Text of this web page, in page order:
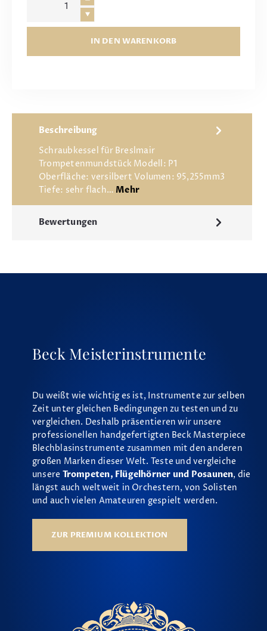
IN DEN WARENKORB
Beschreibung
Schraubkessel für Breslmair
Trompetenmundstück Modell: P1
Oberfläche: versilbert Volumen: 95,255mm3
Tiefe: sehr flach… Mehr
Bewertungen
Beck Meisterinstrumente
Du weißt wie wichtig es ist, Instrumente zur selben
Zeit unter gleichen Bedingungen zu testen und zu
vergleichen. Deshalb präsentieren wir unsere
professionellen handgefertigten Beck Masterpiece
Blechblasinstrumente zusammen mit den anderen
großen Marken dieser Welt. Teste und vergleiche
unsere Trompeten, Flügelhörner und Posaunen, die
längst auch weltweit in Orchestern, von Solisten
und auch vielen Amateuren gespielt werden.
ZUR PREMIUM KOLLEKTION